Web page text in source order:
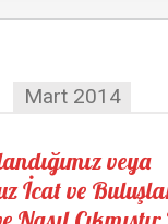
Mart 2014
veya
İcat ve